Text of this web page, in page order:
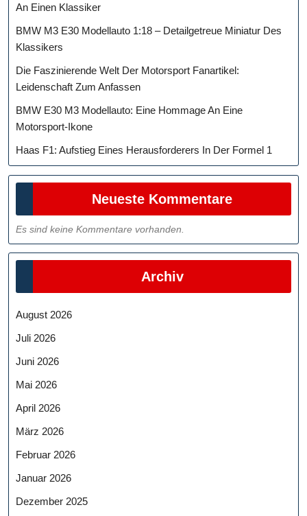
An Einen Klassiker
BMW M3 E30 Modellauto 1:18 – Detailgetreue Miniatur Des
Klassikers
Die Faszinierende Welt Der Motorsport Fanartikel:
Leidenschaft Zum Anfassen
BMW E30 M3 Modellauto: Eine Hommage An Eine
Motorsport-Ikone
Haas F1: Aufstieg Eines Herausforderers In Der Formel 1
Neueste Kommentare
Es sind keine Kommentare vorhanden.
Archiv
August 2026
Juli 2026
Juni 2026
Mai 2026
April 2026
März 2026
Februar 2026
Januar 2026
Dezember 2025